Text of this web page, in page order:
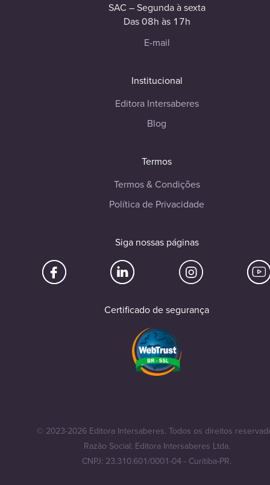
SAC – Segunda à sexta
Das 08h às 17h
E-mail
Institucional
Editora Intersaberes
Blog
Termos
Termos & Condições
Política de Privacidade
Siga nossas páginas
Certificado de segurança
© 2023-2026 Editora Intersaberes. Todos os direitos
Razão Social: Editora Intersaberes Ltda.
CNPJ: 23.310.601/0001-04 - Curitiba-PR.